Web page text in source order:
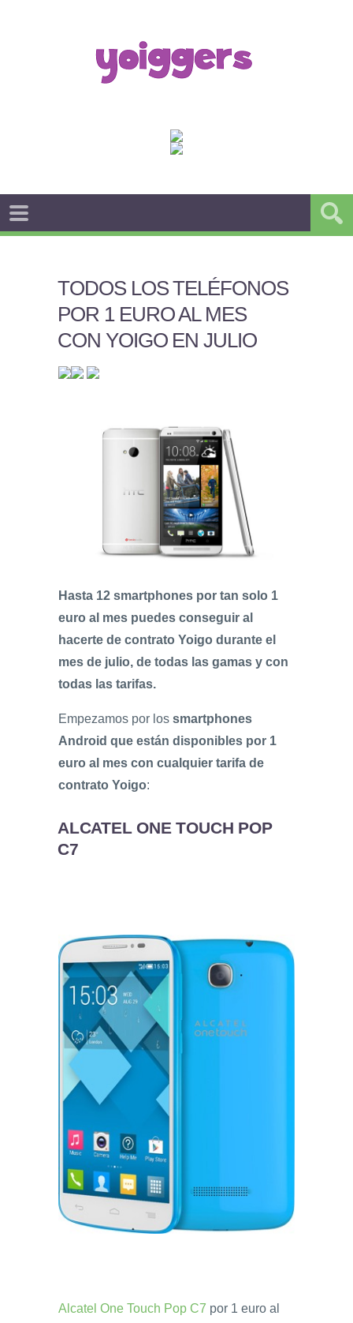
TODOS LOS TELÉFONOS
POR 1 EURO AL MES
CON YOIGO EN JULIO
Hasta 12 smartphones por tan solo 1
euro al mes puedes conseguir al
hacerte de contrato Yoigo durante el
mes de julio, de todas las gamas y con
todas las tarifas.
Empezamos por los smartphones
Android que están disponibles por 1
euro al mes con cualquier tarifa de
contrato Yoigo:
ALCATEL ONE TOUCH POP
C7
Alcatel One Touch Pop C7 por 1 euro al